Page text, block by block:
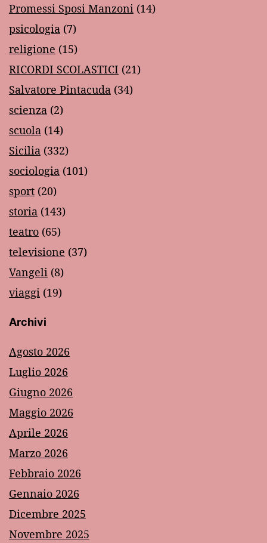
Promessi Sposi Manzoni (14)
psicologia (7)
religione (15)
RICORDI SCOLASTICI (21)
Salvatore Pintacuda (34)
scienza (2)
scuola (14)
Sicilia (332)
sociologia (101)
sport (20)
storia (143)
teatro (65)
televisione (37)
Vangeli (8)
viaggi (19)
Archivi
Agosto 2026
Luglio 2026
Giugno 2026
Maggio 2026
Aprile 2026
Marzo 2026
Febbraio 2026
Gennaio 2026
Dicembre 2025
Novembre 2025